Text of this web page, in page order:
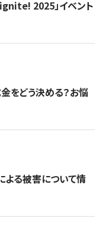
2025」イベント
をどう決める？お悩
よる被害について情